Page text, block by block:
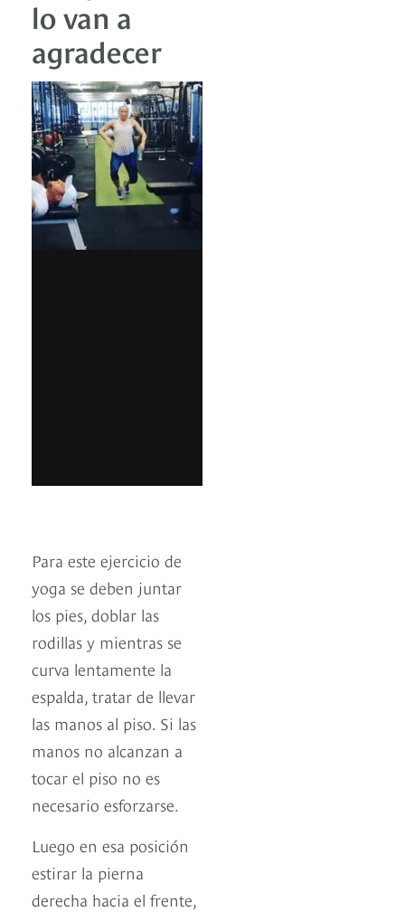
lo van a
agradecer
Para este ejercicio de
yoga se deben juntar
los pies, doblar las
rodillas y mientras se
curva lentamente la
espalda, tratar de llevar
las manos al piso. Si las
manos no alcanzan a
tocar el piso no es
necesario esforzarse.
Luego en esa posición
estirar la pierna
derecha hacia el frente,